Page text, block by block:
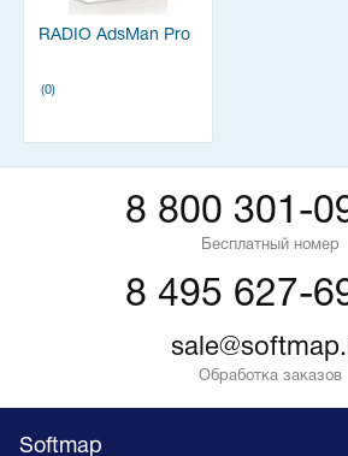
RADIO AdsMan Pro
(0)
8 800 301-
Бесплатный номер
8 495 627-
Обработка заказов
Softmap